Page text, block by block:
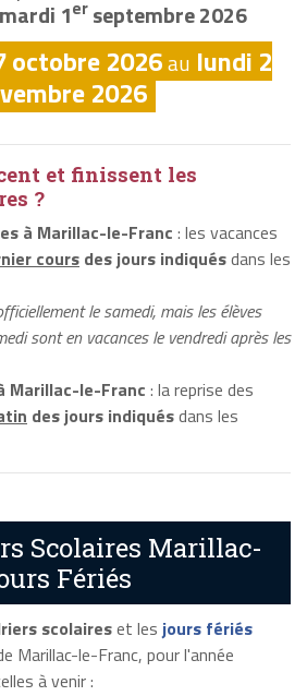
mardi 1er septembre 2026
octobre 2026au lundi 2
2026
et finissent les
?
à Marillac-le-Franc : les vacances
cours des jours indiquésdans les
le samedi, mais les élèves
sont en vacances le vendredi après les
Marillac-le-Franc : la reprise des
des jours indiquésdans les
Scolaires Marillac-
Fériés
scolaireset les jours fériés
Marillac-le-Franc, pour l'année
à venir :